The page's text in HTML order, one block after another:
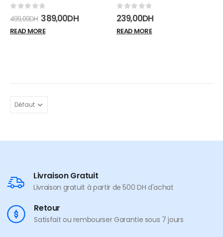
499,00DH 389,00DH
READ MORE
0sur 5
239,00DH
READ MORE
Livraison Gratuit
Livraison gratuit à partir de 500 DH d'achat
Retour
Satisfait ou rembourser Garantie sous 7 jours